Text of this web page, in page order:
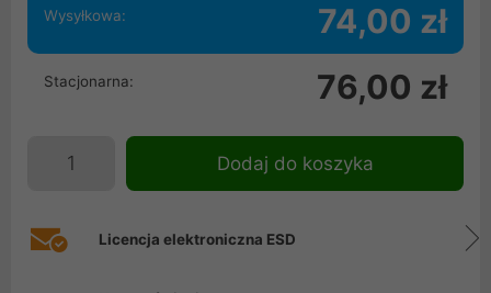
Wysyłkowa: 74,00 zł
Stacjonarna: 76,00 zł
Dodaj do koszyka
Licencja elektroniczna ESD